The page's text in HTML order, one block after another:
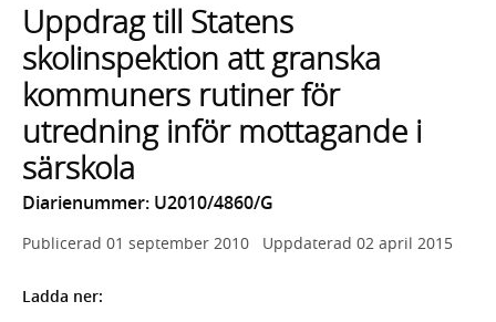
lista
med
sökförslag
Uppdrag till Statens
skolinspektion att granska
kommuners rutiner för
utredning inför mottagande i
särskola
Diarienummer: U2010/4860/G
Publicerad 01 september 2010 Uppdaterad 02 april 2015
Ladda ner: